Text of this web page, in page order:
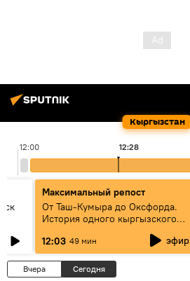
Кыргызстан
12:00 12:28
Максимальный репост
От Таш-Кумыра до Оксфорда.
История одного кыргызского
12:03 49 мин эфир
Вчера Сегодня